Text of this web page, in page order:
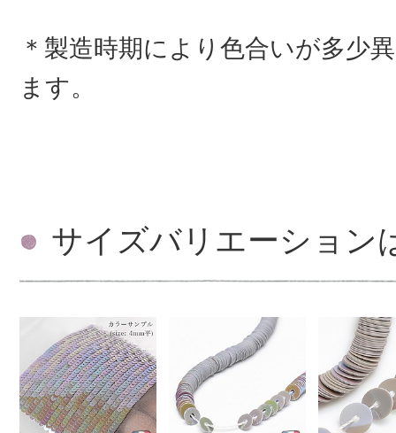
＊製造時期により色合いが多少
ます。
サイズバリエーション